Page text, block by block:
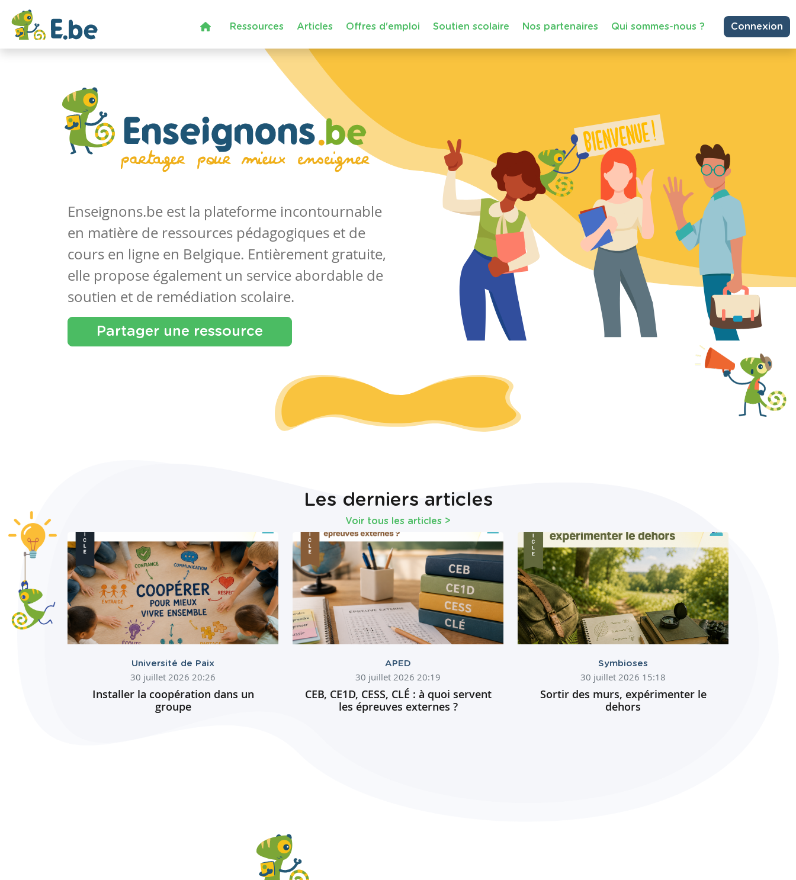
Ressources Articles Offres d'emploi Soutien scolaire Nos partenaires Qui sommes-nous ? Connexion
Enseignons.be est la plateforme incontournable
en matière de ressources pédagogiques et de
cours en ligne en Belgique. Entièrement gratuite,
elle propose également un service abordable de
soutien et de remédiation scolaire.
Partager une ressource
Les derniers articles
Voir tous les articles >
Université de Paix
30 juillet 2026 20:26
Installer la coopération dans un
groupe
APED
30 juillet 2026 20:19
CEB, CE1D, CESS, CLÉ : à quoi servent
les épreuves externes ?
Symbioses
30 juillet 2026 15:18
Sortir des murs, expérimenter le
dehors